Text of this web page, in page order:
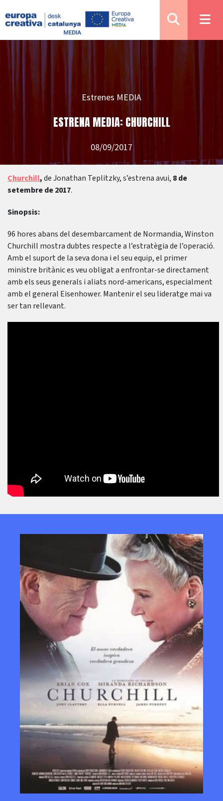
Estrenes MEDIA
ESTRENA MEDIA: CHURCHILL
08/09/2017
Churchill,de Jonathan Teplitzky, s’estrena avui, 8 de
setembrede 2017.
Sinopsis:
96 hores abans del desembarcament de Normandia, Winston
Churchill mostra dubtes respecte a l’estratègia de l’operació.
Amb el suport de la seva dona i el seu equip, el primer
ministre britànic es veu obligat a enfrontar-se directament
amb els seus generals i aliats nord-americans, especialment
amb el general Eisenhower. Mantenir el seu lideratge mai va
ser tan rellevant.